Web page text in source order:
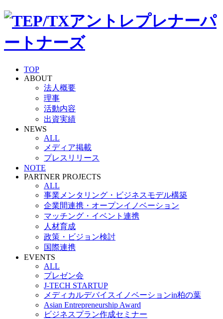
TOP
ABOUT
法人概要
理事
活動内容
出資実績
NEWS
ALL
メディア掲載
プレスリリース
NOTE
PARTNER PROJECTS
ALL
事業メンタリング・ビジネスモデル構築
企業間連携・オープンイノベーション
マッチング・イベント連携
人材育成
政策・ビジョン検討
国際連携
EVENTS
ALL
プレゼン会
J-TECH STARTUP
メディカルデバイスイノベーションin柏の葉
Asian Entrepreneurship Award
ビジネスプラン作成セミナー